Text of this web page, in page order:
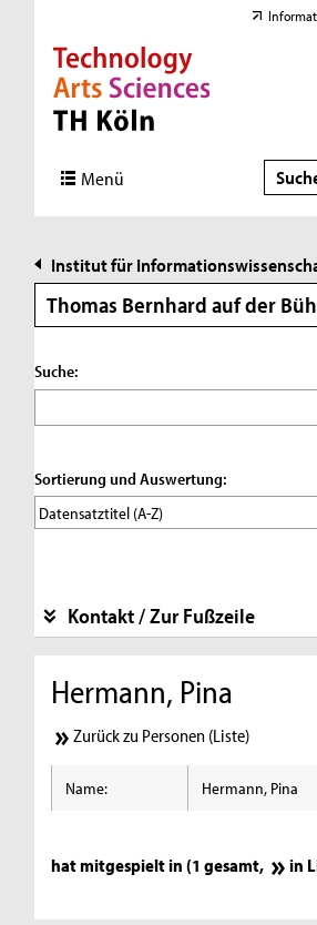
Direkt zur Hauptnavigation
Direkt zur Subnavigation
Direkt zum Inhalt
Direkt zum Fußbereich
Menü Suche
Suche
Institut für
Thomas Bernhard auf der
Suche:
Sortierung und Auswertung:
Kontakt / Zur Fußzeile
Hermann, Pina
Zurück zu Personen (Liste)
Name: Hermann, Pina
hat mitgespielt in (1 gesamt, in